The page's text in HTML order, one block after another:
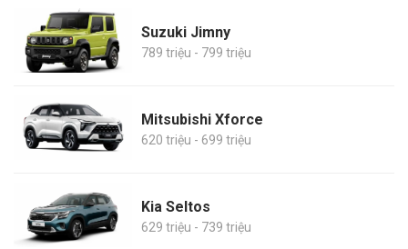
Suzuki Jimny
789 triệu - 799 triệu
Mitsubishi Xforce
620 triệu - 699 triệu
Kia Seltos
629 triệu - 739 triệu